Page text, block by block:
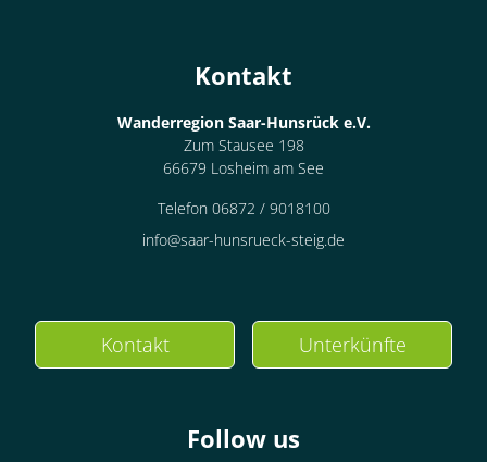
Kontakt
Wanderregion Saar-Hunsrück e.V.
Zum Stausee 198
66679 Losheim am See
Telefon 06872 / 9018100
info@saar-hunsrueck-steig.de
Kontakt Unterkünfte
Follow us